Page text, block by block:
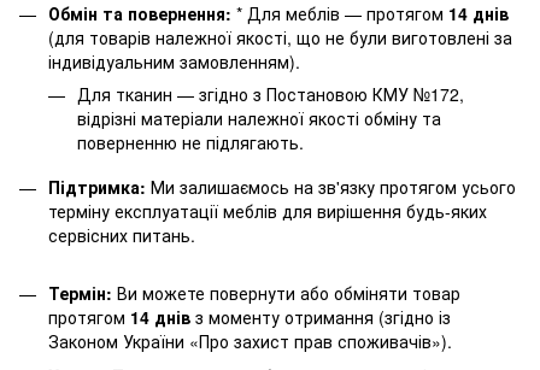
Обмін та повернення: * Для меблів — протягом 14 днів
(для товарів належної якості, що не були виготовлені за
індивідуальним замовленням).
Для тканин — згідно з Постановою КМУ №172,
відрізні матеріали належної якості обміну та
поверненню не підлягають.
Підтримка: Ми залишаємось на зв'язку протягом усього
терміну експлуатації меблів для вирішення будь-яких
сервісних питань.
Термін: Ви можете повернути або обміняти товар
протягом 14 днів з моменту отримання (згідно із
Законом України «Про захист прав споживачів»).